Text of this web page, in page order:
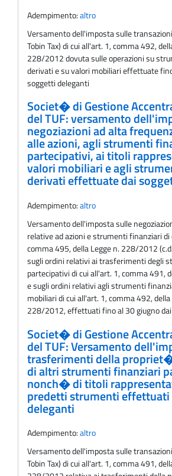
Adempimento:altro
Versamento dell'imposta sulle
Tobin Tax) di cui all'art. 1, comma 492,
228/2012 dovuta sulle operazioni su
derivati e su valori mobiliari effettuate
soggetti deleganti
Societ� di Gestione
del TUF: versamento
negoziazioni ad alta
alle azioni, agli strumenti
partecipativi, ai titoli
valori mobiliari e agli
derivati effettuate dai
Adempimento:altro
Versamento dell'imposta sulle
relative ad azioni e strumenti finanziari di
comma 495, della Legge n. 228/2012
sugli ordini relativi ai trasferimenti degli
partecipativi di cui all'art. 1, comma 491,
e sugli ordini relativi agli strumenti
mobiliari di cui all'art. 1, comma 492, della
228/2012, effettuati fino al 30 giugno
Societ� di Gestione
del TUF: Versamento
trasferimenti della
di altri strumenti finanziari
nonch� di titoli
predetti strumenti
deleganti
Adempimento:altro
Versamento dell'imposta sulle
Tobin Tax) di cui all'art. 1, comma 491,